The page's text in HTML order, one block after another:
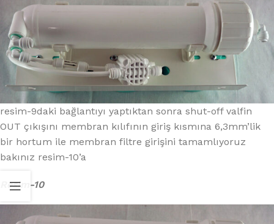
resim-9daki bağlantıyı yaptıktan sonra shut-off valfin
OUT çıkışını membran kılıfının giriş kısmına 6,3mm’lik
bir hortum ile membran filtre girişini tamamlıyoruz
bakınız resim-10’a
Resim-10